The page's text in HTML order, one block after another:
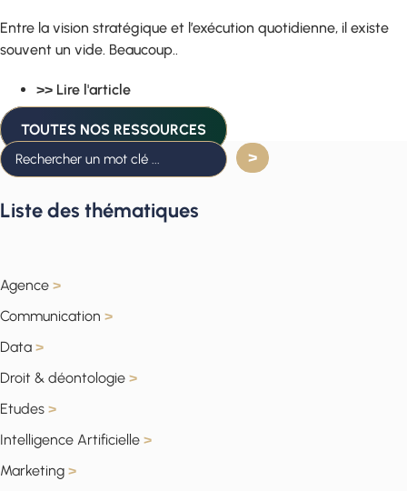
Entre la vision stratégique et l’exécution quotidienne, il existe
souvent un vide. Beaucoup..
>> Lire l'article
TOUTES NOS RESSOURCES
Liste des thématiques
Agence >
Communication >
Data >
Droit & déontologie >
Etudes >
Intelligence Artificielle >
Marketing >